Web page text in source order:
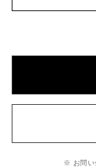
※ お問い